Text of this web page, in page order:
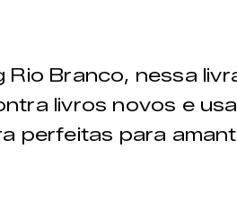
Branco, nessa
livros novos e
perfeitas para